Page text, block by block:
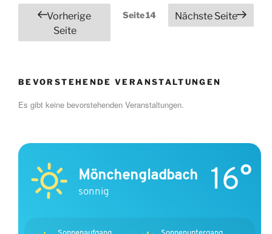
Seitennummerierung
Beiträge
Vorherige
Seite
Seite14 Nächste Seite
BEVORSTEHENDE VERANSTALTUNGEN
Es gibt keine bevorstehenden Veranstaltungen.
Mönchengladbach
sonnig 16°